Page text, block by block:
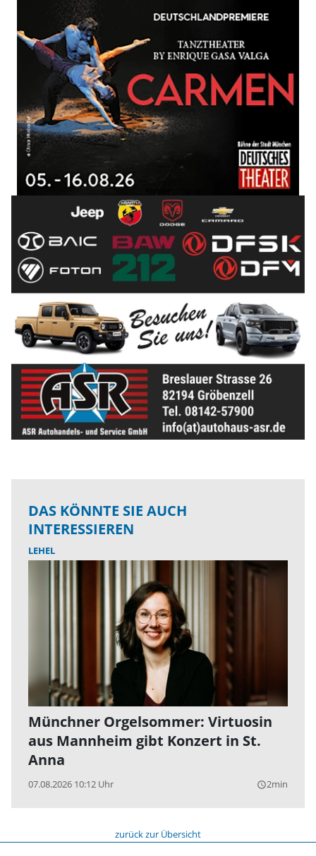
DAS KÖNNTE SIE AUCH
INTERESSIEREN
LEHEL
Münchner Orgelsommer: Virtuosin
aus Mannheim gibt Konzert in St.
Anna
07.08.2026 10:12 Uhr query_builder2min
zurück zur Übersicht